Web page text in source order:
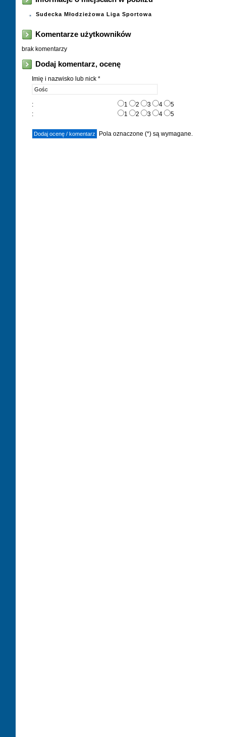
Sudecka Młodzieżowa Liga Sportowa
Komentarze użytkowników
brak komentarzy
Dodaj komentarz, ocenę
Imię i nazwisko lub nick *
: 1 2 3 4
5
:
1 2 3 4 5
Pola oznaczone (*) są wymagane.